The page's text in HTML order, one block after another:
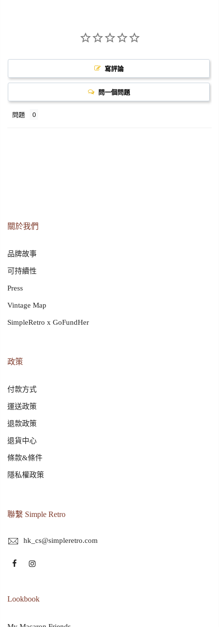
寫評論
問一個問題
問題
關於我們
品牌故事
可持續性
Press
Vintage Map
SimpleRetro x GoFundHer
政策
付款方式
運送政策
退款政策
退貨中心
條款&條件
隱私權政策
聯繫 Simple Retro
hk_cs@simpleretro.com
Lookbook